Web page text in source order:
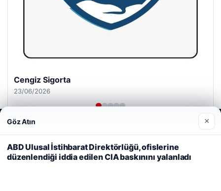
Cengiz Sigorta
23/06/2026
Web sitemizi nasıl kullandığınızı daha iyi anlayabilmek,
deneyiminizi kişiselleştirmek ve geliştirmek amacıyla çerezler
kullanıyoruz.Çerez Politikamız
Reddet Kabul Et
Göz Atın ×
ABD Ulusal İstihbarat Direktörlüğü, ofislerine
düzenlendiği iddia edilen CIA baskınını yalanladı